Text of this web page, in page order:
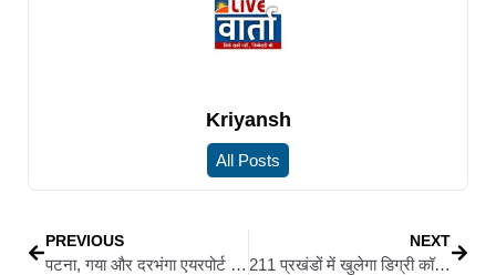
Kriyansh
All Posts
PREVIOUS
पटना, गया और दरभंगा एयरपोर्ट का होगा विस्तार, 5 नए एयरपोर्ट पर जून में फ्लाइट टेंडर; हाईलेवल बैठक में बड़े फैसले
NEXT
211 प्रखंडों में खुलेगा डिग्री कॉलेज, 1 जुलाई से पढ़ाई शुरू करने का लक्ष्य